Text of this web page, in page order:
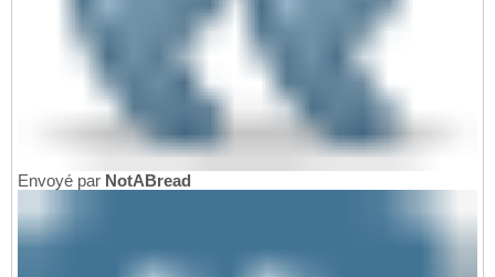
Envoyé par NotABread